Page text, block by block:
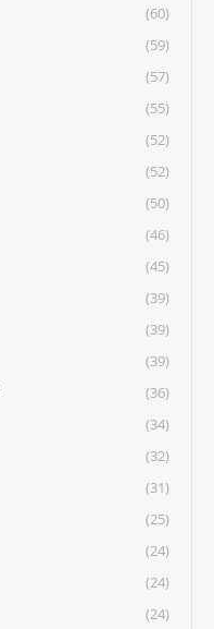
(60)
(59)
(57)
(55)
(52)
(52)
(50)
(46)
(45)
(39)
(39)
(39)
(36)
(34)
(32)
(31)
(25)
(24)
(24)
(24)